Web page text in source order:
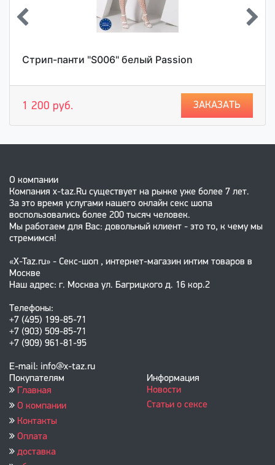
Стрип-панти "S006" белый Passion
1 200 руб. ЗАКАЗАТЬ
О компании
Компания x-taz.Ru существует на рынке уже более 7 лет.
За это время услугами нашего онлайн секс шопа
воспользовались более 200 тысяч человек.
Мы работаем для Вас: довольный клиент - это то, к чему мы
стремимся!
«X-Taz.ru» - Секс-шоп , интернет-магазин интим товаров в
Москве
Наш адрес: г. Москва ул. Багрицкого д. 16 кор.2
Телефоны:
+7 (495) 199-85-71
+7 (903) 509-85-71
+7 (909) 961-81-95
E-mail: info@x-taz.ru
Покупателям
Главная
О компании
Контакты
Оплата
доставка
Информация
Новости
Статьи о сексе